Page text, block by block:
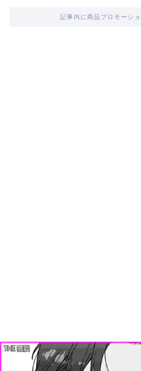
記事内に商品プロモーシ